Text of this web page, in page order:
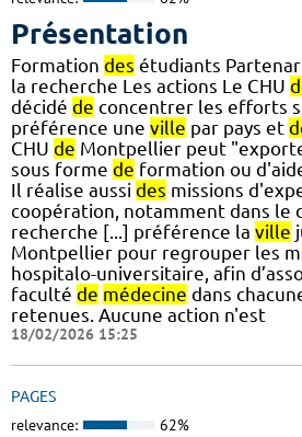
Présentation
Formation des étudiants
la recherche Les actions Le CHU
décidé de concentrer les efforts
préférence une ville par pays et
CHU de Montpellier peut
sous forme de formation ou
Il réalise aussi des missions
coopération, notamment dans le
recherche [...] préférence la ville
Montpellier pour regrouper les
hospitalo-universitaire, afin
faculté de médecine dans
retenues. Aucune action n'est
18/02/2026 15:25
PAGES
relevance: 62%